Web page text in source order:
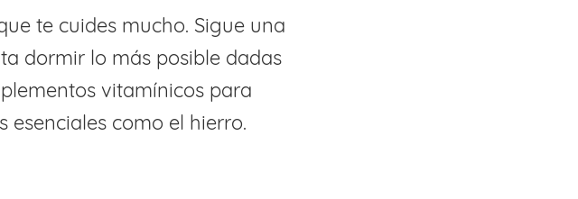
te cuides mucho. Sigue una
dormir lo más posible dadas
vitamínicos para
como el hierro.